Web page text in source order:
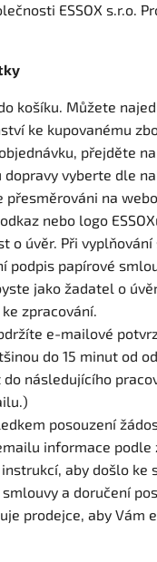
ESSOX s.r.o.
košíku. Můžete
ke kupovanému
přejděte
dopravy vyberte dle
na
nebo logo
o úvěr. Při
podpis papírové
jako žadatel o
zpracování.
e-mailové
do 15 minut od
následujícího
posouzení
informace
aby došlo ke
a doručení
prodejce, aby Vám